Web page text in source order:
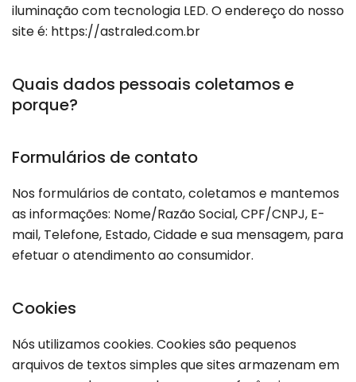
iluminação com tecnologia LED. O endereço do nosso
site é: https://astraled.com.br
Quais dados pessoais coletamos e
porque?
Formulários de contato
Nos formulários de contato, coletamos e mantemos
as informações: Nome/Razão Social, CPF/CNPJ, E-
mail, Telefone, Estado, Cidade e sua mensagem, para
efetuar o atendimento ao consumidor.
Cookies
Nós utilizamos cookies. Cookies são pequenos
arquivos de textos simples que sites armazenam em